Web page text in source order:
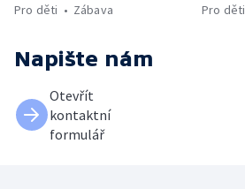
Pro děti
Zábava
Pro děti
Napište nám
Otevřít
kontaktní
formulář